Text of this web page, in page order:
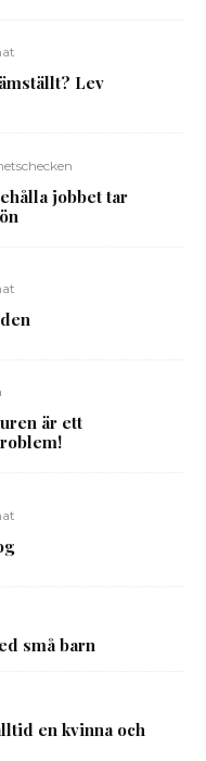
Lev
jobbet tar
är ett
små barn
en kvinna och